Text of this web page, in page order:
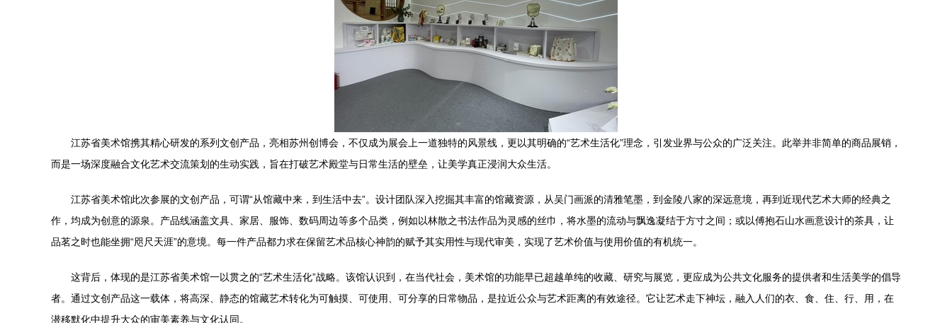
江苏省美术馆携其精心研发的系列文创产品，亮相苏州创博会，不仅成为展会上一道独特的风景线，更以其明确的“艺术生活化”理念，引发业界与公众的广泛关注。此举并非简单的商品展销，
而是一场深度融合文化艺术交流策划的生动实践，旨在打破艺术殿堂与日常生活的壁垒，让美学真正浸润大众生活。
江苏省美术馆此次参展的文创产品，可谓“从馆藏中来，到生活中去”。设计团队深入挖掘其丰富的馆藏资源，从吴门画派的清雅笔墨，到金陵八家的深远意境，再到近现代艺术大师的经典之
作，均成为创意的源泉。产品线涵盖文具、家居、服饰、数码周边等多个品类，例如以林散之书法作品为灵感的丝巾，将水墨的流动与飘逸凝结于方寸之间；或以傅抱石山水画意设计的茶具，让
品茗之时也能坐拥“咫尺天涯”的意境。每一件产品都力求在保留艺术品核心神韵的赋予其实用性与现代审美，实现了艺术价值与使用价值的有机统一。
这背后，体现的是江苏省美术馆一以贯之的“艺术生活化”战略。该馆认识到，在当代社会，美术馆的功能早已超越单纯的收藏、研究与展览，更应成为公共文化服务的提供者和生活美学的倡导
者。通过文创产品这一载体，将高深、静态的馆藏艺术转化为可触摸、可使用、可分享的日常物品，是拉近公众与艺术距离的有效途径。它让艺术走下神坛，融入人们的衣、食、住、行、用，在
潜移默化中提升大众的审美素养与文化认同。